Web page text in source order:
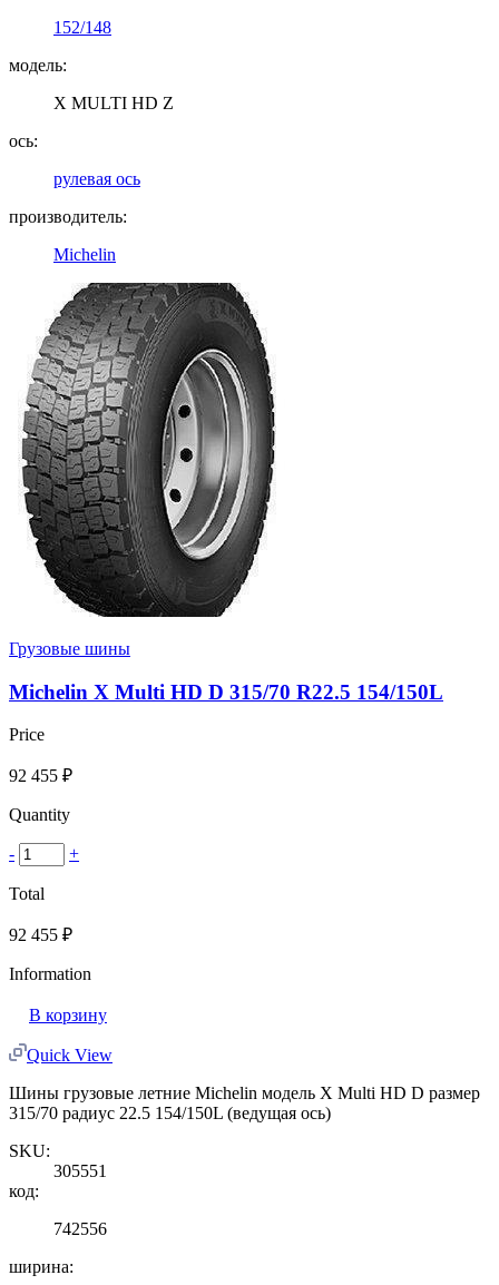
152/148
модель:
X MULTI HD Z
ось:
рулевая ось
производитель:
Michelin
Грузовые шины
Michelin X Multi HD D 315/70 R22.5 154/150L
Price
92 455 ₽
Quantity
- +
Total
92 455 ₽
Information
В корзину
Quick View
Шины грузовые летние Michelin модель X Multi HD D размер
315/70 радиус 22.5 154/150L (ведущая ось)
SKU:
305551
код:
742556
ширина: